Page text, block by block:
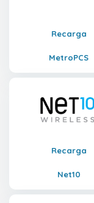
Recarga
MetroPCS
Recarga
Net10